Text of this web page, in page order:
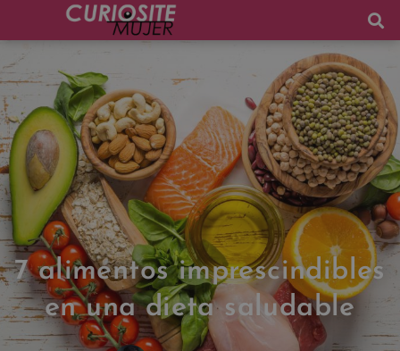
7 alimentos imprescindibles
en una dieta saludable